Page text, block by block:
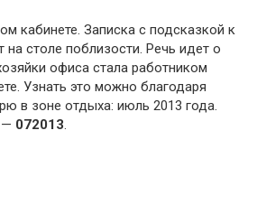
кабинете. Записка с подсказкой к
на столе поблизости. Речь идет о
офиса стала работником
Узнать это можно благодаря
в зоне отдыха: июль 2013 года.
— 072013